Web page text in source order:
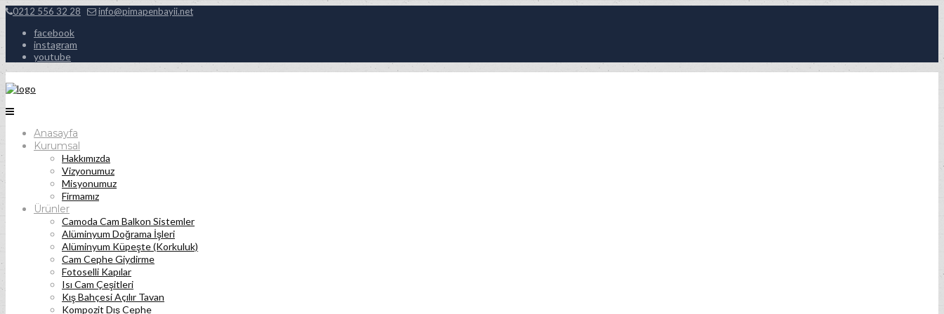
0212 556 32 28 info@pimapenbayii.net
facebook
instagram
youtube
Anasayfa
Kurumsal
Hakkımızda
Vizyonumuz
Misyonumuz
Firmamız
Ürünler
Camoda Cam Balkon Sistemler
Alüminyum Doğrama İşleri
Alüminyum Küpeşte (Korkuluk)
Cam Cephe Giydirme
Fotoselli Kapılar
Isı Cam Çeşitleri
Kış Bahçesi Açılır Tavan
Kompozit Dış Cephe